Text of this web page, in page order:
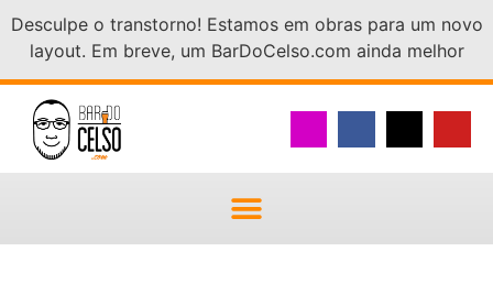
Desculpe o transtorno! Estamos em obras para um novo
layout. Em breve, um BarDoCelso.com ainda melhor